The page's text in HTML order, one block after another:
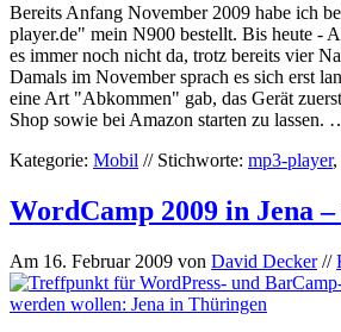
Bereits Anfang November 2009 habe ich
player.de" mein N900 bestellt. Bis heute -
es immer noch nicht da, trotz bereits vier
Damals im November sprach es sich erst
eine Art "Abkommen" gab, das Gerät
Shop sowie bei Amazon starten zu lassen.
Kategorie: Mobil // Stichworte: mp3-player,
WordCamp 2009 in Jena –
Am 16. Februar 2009 von David Decker//